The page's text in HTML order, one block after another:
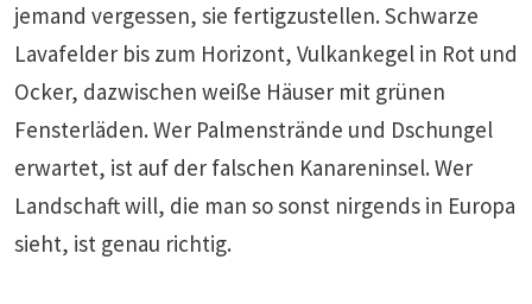
jemand vergessen, sie fertigzustellen. Schwarze
Lavafelder bis zum Horizont, Vulkankegel in Rot und
Ocker, dazwischen weiße Häuser mit grünen
Fensterläden. Wer Palmenstrände und Dschungel
erwartet, ist auf der falschen Kanareninsel. Wer
Landschaft will, die man so sonst nirgends in Europa
sieht, ist genau richtig.